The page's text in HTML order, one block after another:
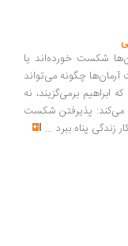
خورده‌اند یا
چگونه می‌تواند
برمی‌گزیند، نه
پذیرفتن شکست
پناه ببرد...